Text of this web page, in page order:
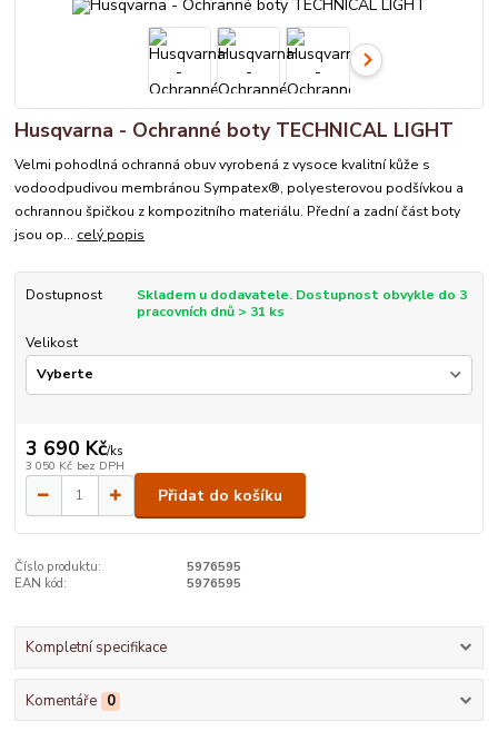
Husqvarna - Ochranné boty TECHNICAL LIGHT
Velmi pohodlná ochranná obuv vyrobená z vysoce kvalitní kůže s
vodoodpudivou membránou Sympatex®, polyesterovou podšívkou a
ochrannou špičkou z kompozitního materiálu. Přední a zadní část boty
jsou op... celý popis
Dostupnost
Skladem u dodavatele. Dostupnost obvykle do 3
pracovních dnů > 31 ks
Velikost
3 690 Kč/ks
3 050 Kč bez DPH
Přidat do košíku
Číslo produktu:
5976595
EAN kód:
5976595
Kompletní specifikace
Komentáře 0